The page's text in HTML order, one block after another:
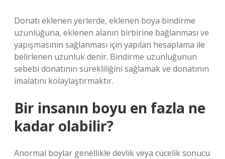
Donatı eklenen yerlerde, eklenen boya bindirme
uzunluğuna, eklenen alanın birbirine bağlanması ve
yapışmasının sağlanması için yapılan hesaplama ile
belirlenen uzunluk denir. Bindirme uzunluğunun
sebebi donatının sürekliliğini sağlamak ve donatının
imalatını kolaylaştırmaktır.
Bir insanın boyu en fazla ne
kadar olabilir?
Anormal boylar genellikle devlik veya cücelik sonucu